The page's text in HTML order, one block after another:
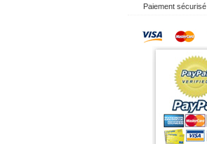
Paiement sécurisé